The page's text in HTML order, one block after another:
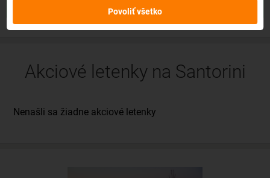
môžete zakúpiť priamo pri procese rezervácie letenky.
Akciové letenky na Santorini
Povoliť všetko